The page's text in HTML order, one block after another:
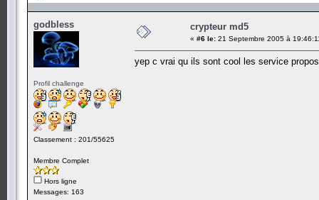
godbless
Profil challenge
Classement : 201/55625
Membre Complet
Hors ligne
Messages: 163
crypteur md5
« #6 le: 21 Septembre 2005 à
yep c vrai qu ils sont cool les service